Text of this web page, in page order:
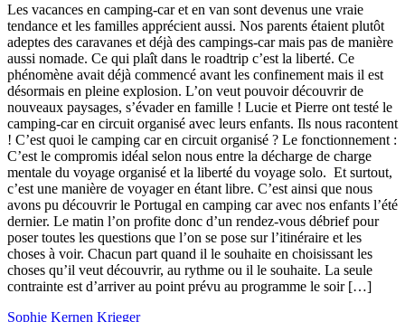
Les vacances en camping-car et en van sont devenus une vraie
tendance et les familles apprécient aussi. Nos parents étaient plutôt
adeptes des caravanes et déjà des campings-car mais pas de manière
aussi nomade. Ce qui plaît dans le roadtrip c’est la liberté. Ce
phénomène avait déjà commencé avant les confinement mais il est
désormais en pleine explosion. L’on veut pouvoir découvrir de
nouveaux paysages, s’évader en famille ! Lucie et Pierre ont testé le
camping-car en circuit organisé avec leurs enfants. Ils nous racontent
! C’est quoi le camping car en circuit organisé ? Le fonctionnement :
C’est le compromis idéal selon nous entre la décharge de charge
mentale du voyage organisé et la liberté du voyage solo. Et surtout,
c’est une manière de voyager en étant libre. C’est ainsi que nous
avons pu découvrir le Portugal en camping car avec nos enfants l’été
dernier. Le matin l’on profite donc d’un rendez-vous débrief pour
poser toutes les questions que l’on se pose sur l’itinéraire et les
choses à voir. Chacun part quand il le souhaite en choisissant les
choses qu’il veut découvrir, au rythme ou il le souhaite. La seule
contrainte est d’arriver au point prévu au programme le soir […]
Sophie Kernen Krieger